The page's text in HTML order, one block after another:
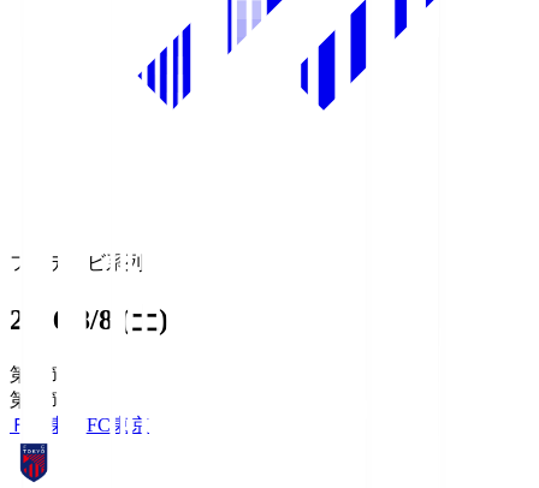
フジテレビ系列
2026/8/8 (土)
第1節
第1節
ＦＣ東京 FC東京